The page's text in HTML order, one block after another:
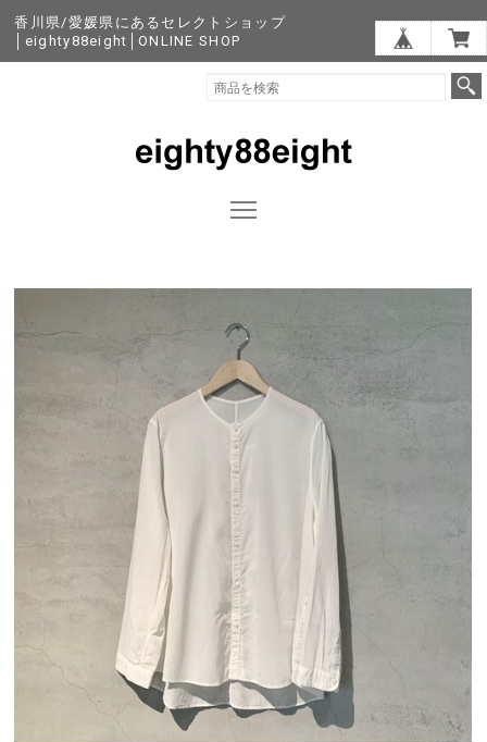
香川県/愛媛県にあるセレクトショップ
│eighty88eight│ONLINE SHOP